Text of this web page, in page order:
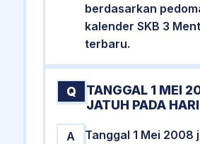
berdasarkan
kalender SKB 3
terbaru.
Q
TANGGAL 1 MEI
JATUH PADA
A
Tanggal 1 Mei 2008